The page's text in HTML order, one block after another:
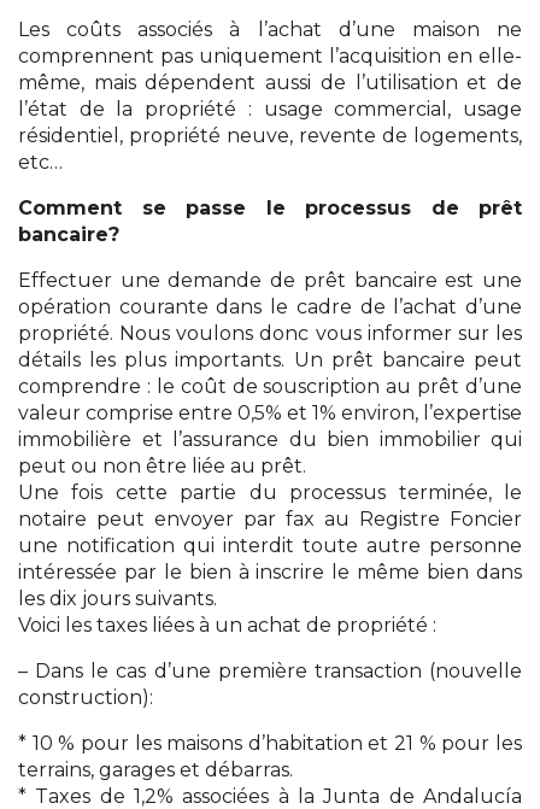
Les coûts associés à l’achat d’une maison ne
comprennent pas uniquement l’acquisition en elle-
même, mais dépendent aussi de l’utilisation et de
l’état de la propriété : usage commercial, usage
résidentiel, propriété neuve, revente de logements,
etc…
Comment se passe le processus de prêt
bancaire?
Effectuer une demande de prêt bancaire est une
opération courante dans le cadre de l’achat d’une
propriété. Nous voulons donc vous informer sur les
détails les plus importants. Un prêt bancaire peut
comprendre : le coût de souscription au prêt d’une
valeur comprise entre 0,5% et 1% environ, l’expertise
immobilière et l’assurance du bien immobilier qui
peut ou non être liée au prêt.
Une fois cette partie du processus terminée, le
notaire peut envoyer par fax au Registre Foncier
une notification qui interdit toute autre personne
intéressée par le bien à inscrire le même bien dans
les dix jours suivants.
Voici les taxes liées à un achat de propriété :
– Dans le cas d’une première transaction (nouvelle
construction):
* 10 % pour les maisons d’habitation et 21 % pour les
terrains, garages et débarras.
* Taxes de 1,2% associées à la Junta de Andalucía